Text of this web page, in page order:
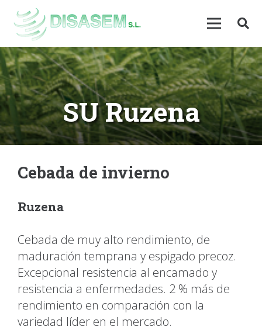
SU Ruzena
Cebada de invierno
Ruzena
Cebada de muy alto rendimiento, de
maduración temprana y espigado precoz.
Excepcional resistencia al encamado y
resistencia a enfermedades. 2 % más de
rendimiento en comparación con la
variedad líder en el mercado.